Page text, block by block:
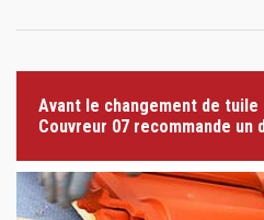
Avant le changement de
Couvreur 07 recommande un